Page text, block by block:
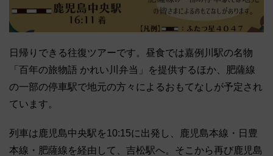
日帰りできる往復ツアーです。昼食では嘉例川駅の名物
「百年の旅物語 かれい川弁当」を提供するほか、肥薩線
の一部の停車駅で地元の方々によるおもてなしが予定され
ています。
列車は鹿児島中央駅を10:15に出発し、鹿児島本線・日豊
本線・肥薩線を経由して、吉松駅へ。そこから再び鹿児島